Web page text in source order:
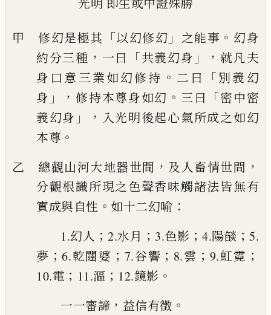
光明 即生或中證殊勝
甲 修幻是極其 「以幻修幻 」 之能事 。 幻身
約分三種 ， 一曰 「共義幻身 」， 就凡夫
身口意三業如幻修持 。 二曰 「別義幻
身 」，修持本尊身如幻 。 三曰 「密中密
義幻身 」， 入光明後起心氣所成之如幻
本尊 。
乙 總觀山河大地器世間 ， 及人畜情世間 ，
分觀根識所現之色聲香味觸諸法皆無有
實成與自性 。 如十二幻喻 ：
1.幻人 ； 2.水月 ； 3.色影 ； 4.陽燄 ； 5.
夢 ；6.乾闥婆 ； 7.谷響 ； 8.雲 ； 9.虹霓 ；
10.電 ； 11.漚 ； 12.鏡影 。
一一審諦 ， 益信有徵 。